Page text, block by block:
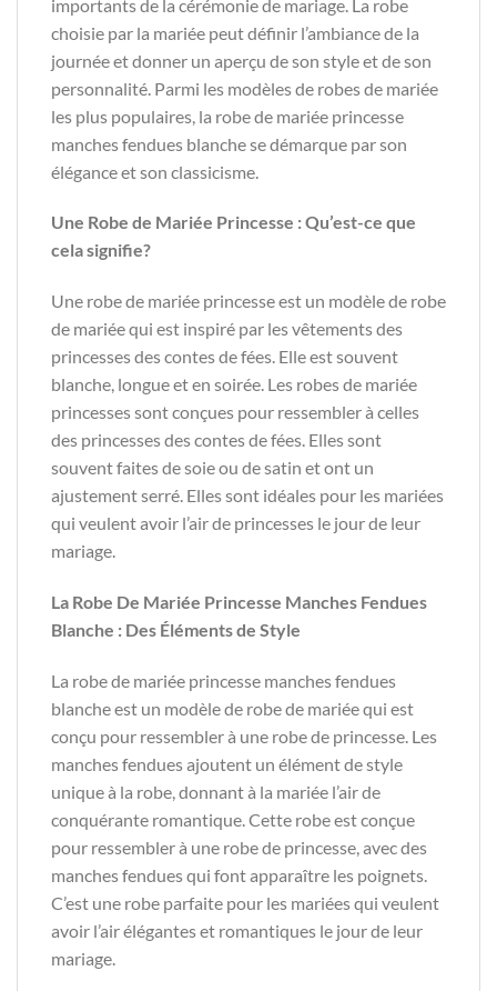
importants de la cérémonie de mariage. La robe
choisie par la mariée peut définir l’ambiance de la
journée et donner un aperçu de son style et de son
personnalité. Parmi les modèles de robes de mariée
les plus populaires, la robe de mariée princesse
manches fendues blanche se démarque par son
élégance et son classicisme.
Une Robe de Mariée Princesse : Qu’est-ce que
cela signifie?
Une robe de mariée princesse est un modèle de robe
de mariée qui est inspiré par les vêtements des
princesses des contes de fées. Elle est souvent
blanche, longue et en soirée. Les robes de mariée
princesses sont conçues pour ressembler à celles
des princesses des contes de fées. Elles sont
souvent faites de soie ou de satin et ont un
ajustement serré. Elles sont idéales pour les mariées
qui veulent avoir l’air de princesses le jour de leur
mariage.
La Robe De Mariée Princesse Manches Fendues
Blanche : Des Éléments de Style
La robe de mariée princesse manches fendues
blanche est un modèle de robe de mariée qui est
conçu pour ressembler à une robe de princesse. Les
manches fendues ajoutent un élément de style
unique à la robe, donnant à la mariée l’air de
conquérante romantique. Cette robe est conçue
pour ressembler à une robe de princesse, avec des
manches fendues qui font apparaître les poignets.
C’est une robe parfaite pour les mariées qui veulent
avoir l’air élégantes et romantiques le jour de leur
mariage.